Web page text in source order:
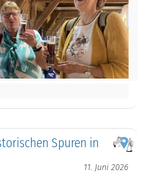
Spuren in
11. Juni 2026